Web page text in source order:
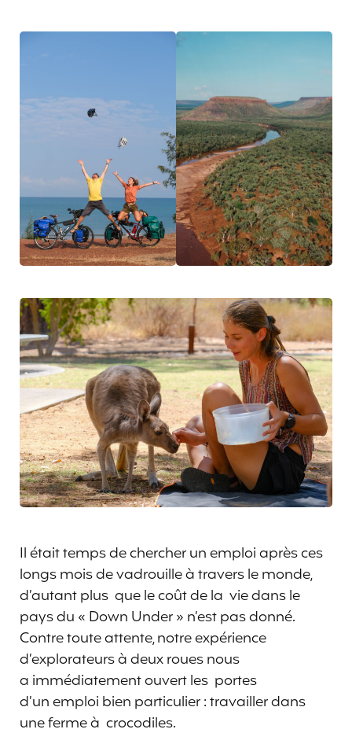
Il était temps de chercher un emploi après ces
longs mois de vadrouille à travers le monde,
d’autant plus que le coût de la vie dans le
pays du « Down Under » n’est pas donné.
Contre toute attente, notre expérience
d’explorateurs à deux roues nous
a immédiatement ouvert les portes
d’un emploi bien particulier : travailler dans
une ferme à crocodiles.